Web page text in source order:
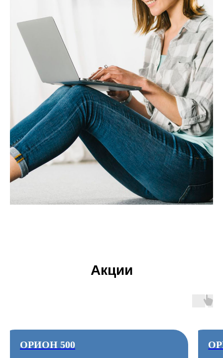
Акции
ОРИОН 500